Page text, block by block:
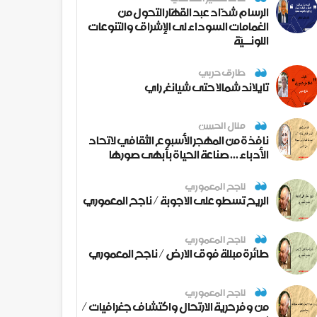
الرسام شدّاد عبد القهّار التحول من
الغمامات السوداء لى الإشراق والتنوعات
اللونــيّة
طارق حربي
تايلاند شمالا حتى شيانغ راي
منال الحسن
نافذة من المهجر الأسبوع الثقافي لاتحاد
الأدباء ... صناعة الحياة بأبهى صورها
ناجح المعموري
الريح تسطو على الاجوبة / ناجح المعموري
ناجح المعموري
طائرة مبللة فوق الارض / ناجح المعموري
ناجح المعموري
من وفر حرية الارتحال واكتشاف جغرافيات /